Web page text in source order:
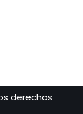
derechos